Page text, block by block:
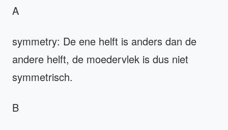
A
symmetry: De ene helft is anders dan de
andere helft, de moedervlek is dus niet
symmetrisch.
B